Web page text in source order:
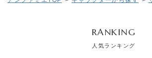
RANKING
人気ランキング